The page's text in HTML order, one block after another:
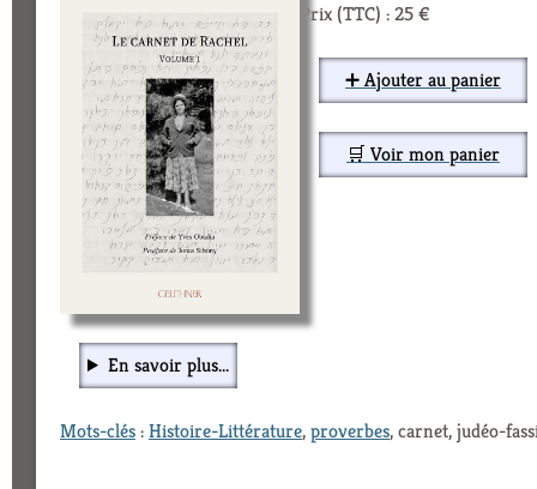
Prix (TTC) : 25 €
➕ Ajouter au panier
🛒 Voir mon panier
En savoir plus...
Mots-clés:Histoire-Littérature,proverbes, carnet, judéo-